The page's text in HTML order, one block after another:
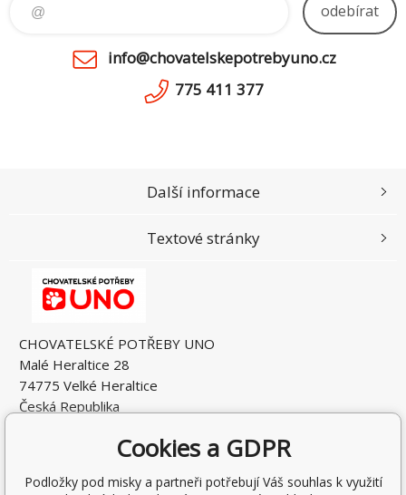
odebírat
info@chovatelskepotrebyuno.cz
775 411 377
CHOVATELSKÉ POTŘEBY UNO
Malé Heraltice 28
74775 Velké Heraltice
Česká Republika
DIČ: CZ7405265549
Další informace
Textové stránky
Cookies a GDPR
Podložky pod misky a partneři potřebují Váš souhlas k využití